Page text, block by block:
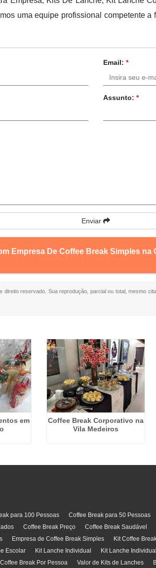
uma equipe profissional competente a
Email: *
Assunto: *
Enviar
Empresa De Coffee Break Simples na
direito reservado. Sua reprodução, parcial ou total, mesmo
em
Coffee Break Corporativo na
Vila Medeiros
para 100 Pessoas Coffee Break para 50 Pessoas
Coffee Break Preço Coffee Break Saudável
Empresa de Coffee Break Simples Kit Coffee
Escolar Kit Lanche Individual Kit Lanche
Break Por Pessoa Valor de Kits de Lanches